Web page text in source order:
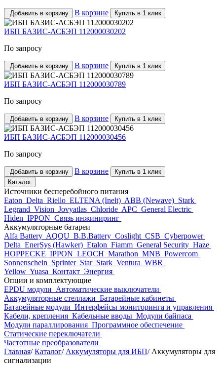
Добавить в корзину В корзине Купить в 1 клик
ИБП БАЗИС-АСБЭП 112000030202
По запросу
Добавить в корзину В корзине Купить в 1 клик
ИБП БАЗИС-АСБЭП 112000030789
По запросу
Добавить в корзину В корзине Купить в 1 клик
ИБП БАЗИС-АСБЭП 112000030456
По запросу
Добавить в корзину В корзине
Купить в 1 клик
Каталог
Источники бесперебойного питания
Eaton Delta Riello ELTENA (Inelt) ABB (Newave) Stark
Legrand Vision Jovyatlas Chloride APC General Electric
Hiden IPPON Связь инжиниринг
Аккумуляторные батареи
Alfa Battery AQQU B.B.Battery Coslight CSB Cyberpower
Delta EnerSys (Hawker) Etalon Fiamm General Security Haze
HOPPECKE IPPON LEOCH Marathon MNB Powercom
Sonnenschein Sprinter Star Stark Ventura WBR
Yellow Yuasa Контакт Энергия
Опции и комплектующие
EPDU модули Автоматические выключатели
Аккумуляторные стеллажи Батарейные кабинеты
Батарейные модули Интерфейсы мониторинга и управления
Кабели, крепления Кабельные вводы Модули байпаса
Модули параллирования Программное обеспечение
Статические переключатели
Частотные преобразователи
Главная/ Каталог/ Аккумуляторы для ИБП/ Аккумуляторы для
сигнализации